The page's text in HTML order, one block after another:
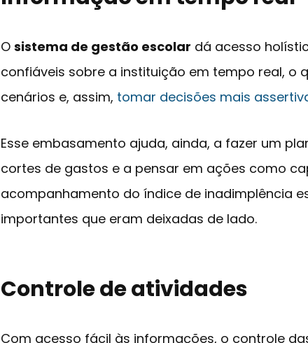
O sistema de gestão escolar dá acesso
confiáveis sobre a instituição em tempo real, o
cenários e, assim, tomar decisões mais
Esse embasamento ajuda, ainda, a fazer um
cortes de gastos e a pensar em ações como
acompanhamento do índice de inadimplência
importantes que eram deixadas de lado.
Controle de atividades
Com acesso fácil às informações, o controle